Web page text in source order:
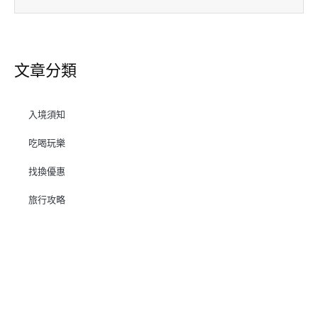
文章分類
入境須知
吃喝玩樂
找換優惠
旅行攻略